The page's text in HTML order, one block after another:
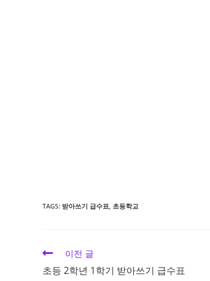
TAGS: 받아쓰기 급수표 초등학교
Read
articles
이전 글
초등 2학년 1학기 받아쓰기 급수표